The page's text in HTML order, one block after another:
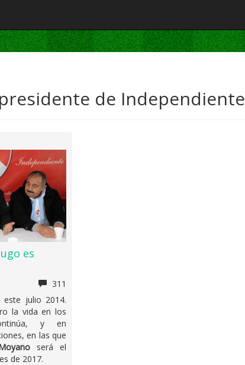
de Independiente
es
311
julio 2014.
la vida en los
y en
en las que
será el
de 2017.